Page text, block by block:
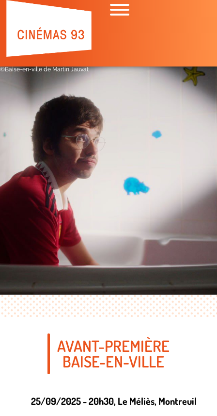
©Baise-en-ville de Martin Jauvat
AVANT-PREMIÈRE
BAISE-EN-VILLE
25/09/2025 - 20h30, Le Méliès, Montreuil